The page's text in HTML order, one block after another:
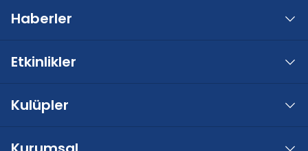
Haberler
Etkinlikler
Kulüpler